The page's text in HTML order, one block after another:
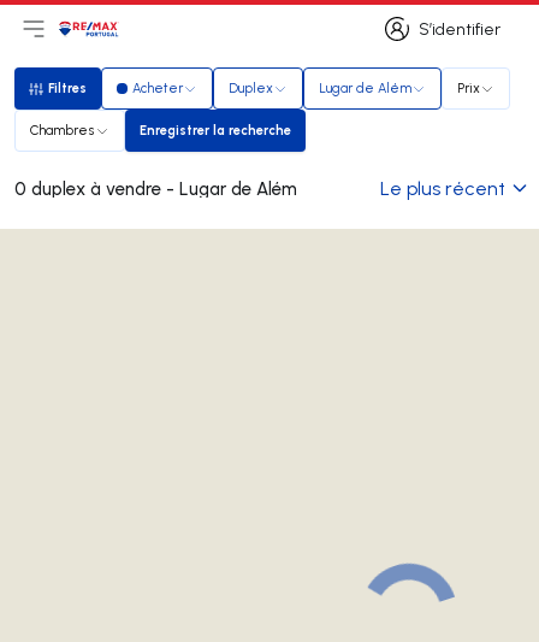
S’identifier
S’identifier
Ouvrir le menu principal
LogoAller à la page d’accueil
Filtres
Filtres Acheter Duplex Lugar de Além Prix
Chambres Enregistrer la recherche
Enregistrer la recherche
0 duplex à vendre - Lugar de Além Le plus récent